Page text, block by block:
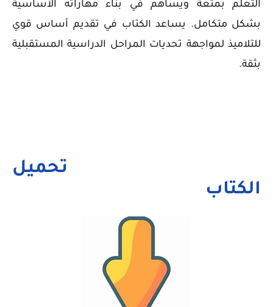
التعلم بمتعة ويساهم في بناء مهاراته الأساسية
بشكل متكامل. يساعد الكتاب في تقديم أساس قوي
للتلاميذ لمواجهة تحديات المراحل الدراسية المستقبلية
بثقة.
تحميل
الكتاب